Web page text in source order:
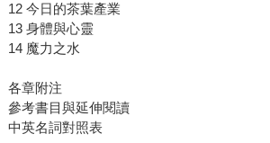
12 今日的茶葉產業
13 身體與心靈
14 魔力之水
各章附注
參考書目與延伸閱讀
中英名詞對照表